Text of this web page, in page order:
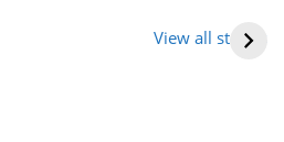
View all stories
आभूषण (women’s